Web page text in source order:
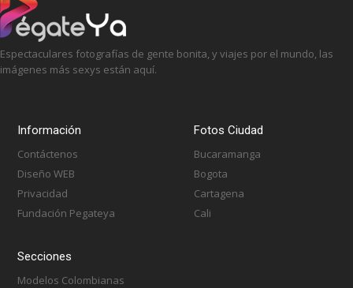
Espectaculares fotografías de gente bonita, y viajes por el mundo, las
imágenes más sexys están aquí.
Información
Contáctenos
Diseño WEB
Privacidad
Fundación Pegateya
Fotos Ciudad
Bucaramanga
Bogota
Cartagena
Cali
Secciones
Modelos Colombianas